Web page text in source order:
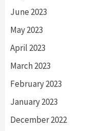
June 2023
May 2023
April 2023
March 2023
February 2023
January 2023
December 2022